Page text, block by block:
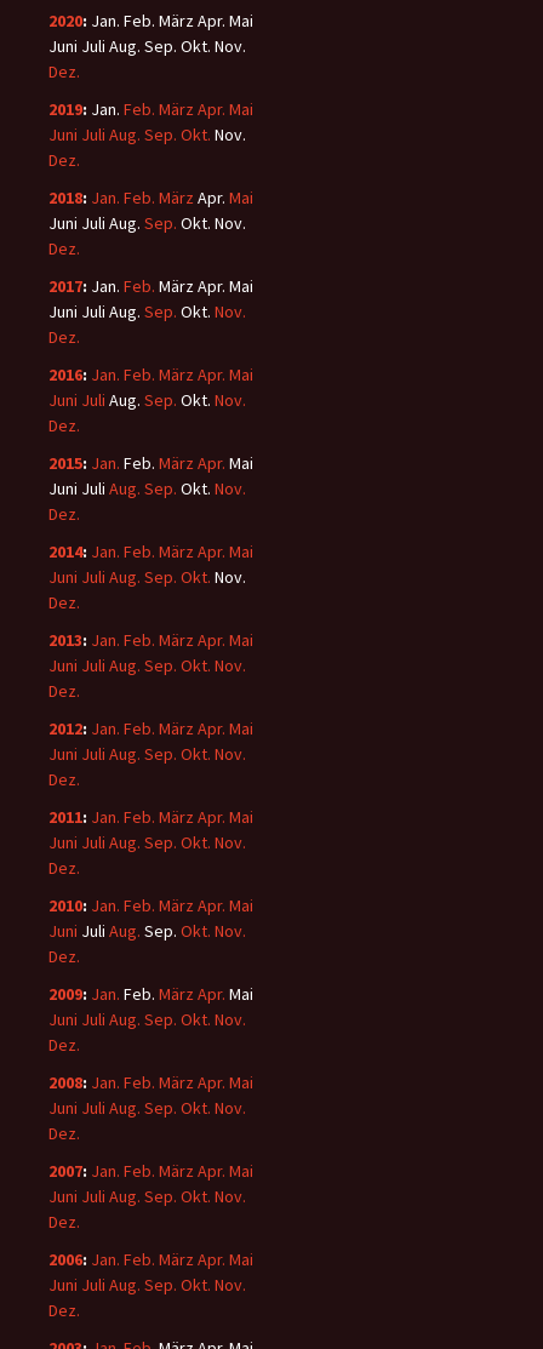
2020: Jan. Feb. MärzApr. Mai
Juni Juli Aug. Sep. Okt. Nov.
Dez.
2019: Jan. Feb. März Apr. Mai
Juni Juli Aug. Sep. Okt. Nov.
Dez.
2018: Jan. Feb. März Apr. Mai
Juni Juli Aug. Sep. Okt. Nov.
Dez.
2017: Jan. Feb. MärzApr. Mai
Juni Juli Aug. Sep. Okt. Nov.
Dez.
2016: Jan. Feb. März Apr. Mai
Juni Juli Aug. Sep. Okt. Nov.
Dez.
2015: Jan. Feb. März Apr. Mai
Juni Juli Aug. Sep. Okt. Nov.
Dez.
2014: Jan. Feb. März Apr. Mai
Juni Juli Aug. Sep. Okt. Nov.
Dez.
2013: Jan. Feb. März Apr. Mai
Juni Juli Aug. Sep. Okt. Nov.
Dez.
2012: Jan. Feb. März Apr. Mai
Juni Juli Aug. Sep. Okt. Nov.
Dez.
2011: Jan. Feb. März Apr. Mai
Juni Juli Aug. Sep. Okt. Nov.
Dez.
2010: Jan. Feb. März Apr. Mai
Juni Juli Aug. Sep. Okt. Nov.
Dez.
2009: Jan. Feb. März Apr. Mai
Juni Juli Aug. Sep. Okt. Nov.
Dez.
2008: Jan. Feb. März Apr. Mai
Juni Juli Aug. Sep. Okt. Nov.
Dez.
2007: Jan. Feb. März Apr. Mai
Juni Juli Aug. Sep. Okt. Nov.
Dez.
2006: Jan. Feb. März Apr. Mai
Juni Juli Aug. Sep. Okt. Nov.
Dez.